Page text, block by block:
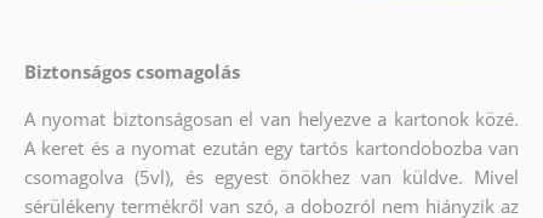
Biztonságos csomagolás
A nyomat biztonságosan el van helyezve a kartonok közé.
A keret és a nyomat ezután egy tartós kartondobozba van
csomagolva (5vl), és egyest önökhez van küldve. Mivel
sérülékeny termékről van szó, a dobozról nem hiányzik az